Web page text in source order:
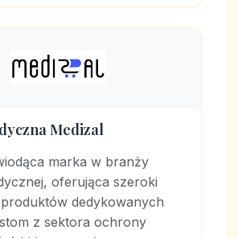
Medizal
marka w branży
oferująca szeroki
dedykowanych
z sektora ochrony